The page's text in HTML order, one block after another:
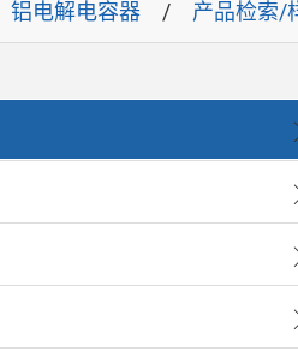
铝电解电容器 产品检索/